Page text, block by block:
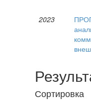
2023
Сортировка